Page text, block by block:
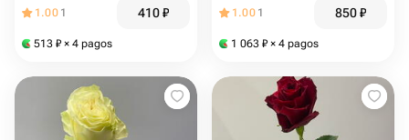
1.00 1 410₽
513 ₽ × 4 pagos
1.00 1 850₽
1 063 ₽ × 4 pagos